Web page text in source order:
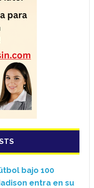
bajo 100
entra en su